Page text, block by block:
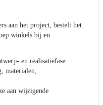
aan het project, bestelt het
winkels bij en
en realisatiefase
materialen,
aan wijzigende